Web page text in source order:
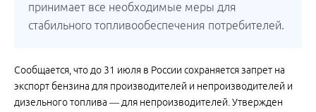
принимает все необходимые меры для
стабильного топливообеспечения потребителей.
Сообщается, что до 31 июля в России сохраняется запрет на
экспорт бензина для производителей и непроизводителей и
дизельного топлива — для непроизводителей. Утвержден